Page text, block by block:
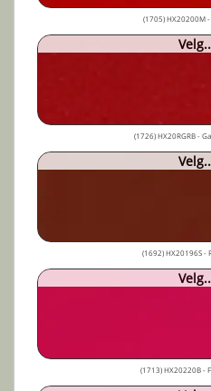
(1705) HX20200M
Velg..
(1726) HX20RGRB -
Velg..
(1692) HX20196S -
Velg..
(1713) HX20220B -